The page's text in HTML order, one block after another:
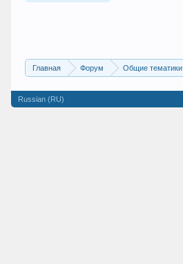
Главная Форум Общие тематики
Russian (RU)